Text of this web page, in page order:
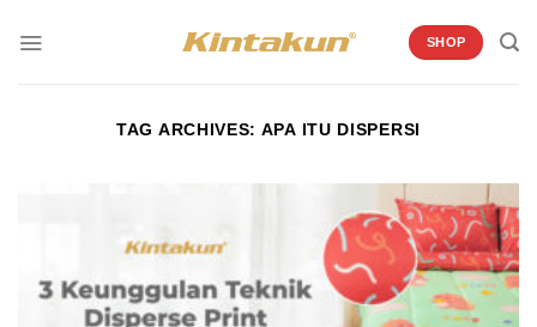
SHOP
TAG ARCHIVES: APA ITU DISPERSI